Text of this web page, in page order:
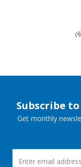
(
Subscribe
Get monthly